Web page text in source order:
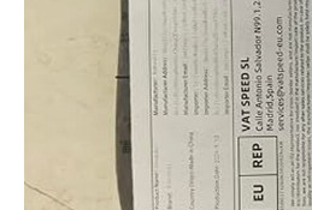
êtes
vous
tout